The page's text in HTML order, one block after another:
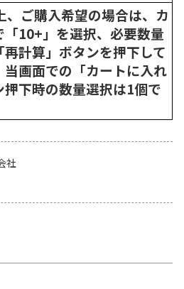
ご購入希望の場合は、カ
「10+」を選択、必要数量
再計算」ボタンを押下して
当画面での「カートに入れ
押下時の数量選択は1個で
社